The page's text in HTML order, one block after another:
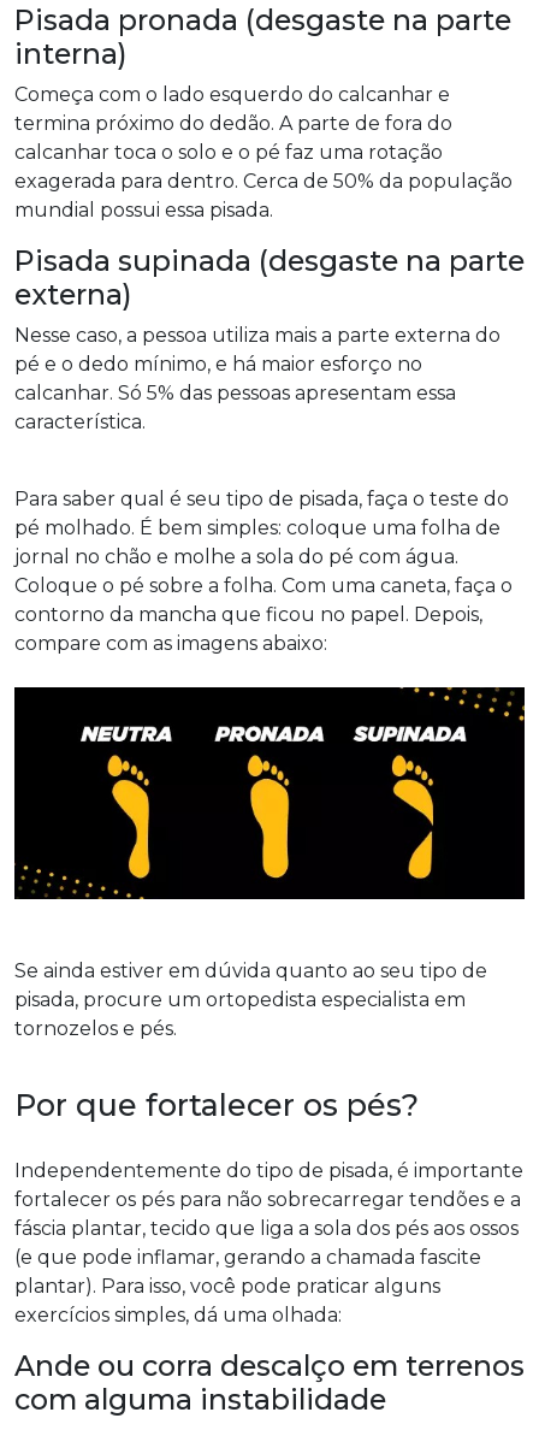
Pisada pronada (desgaste na parte
interna)
Começa com o lado esquerdo do calcanhar e
termina próximo do dedão. A parte de fora do
calcanhar toca o solo e o pé faz uma rotação
exagerada para dentro. Cerca de 50% da população
mundial possui essa pisada.
Pisada supinada (desgaste na parte
externa)
Nesse caso, a pessoa utiliza mais a parte externa do
pé e o dedo mínimo, e há maior esforço no
calcanhar. Só 5% das pessoas apresentam essa
característica.
Para saber qual é seu tipo de pisada, faça o teste do
pé molhado. É bem simples: coloque uma folha de
jornal no chão e molhe a sola do pé com água.
Coloque o pé sobre a folha. Com uma caneta, faça o
contorno da mancha que ficou no papel. Depois,
compare com as imagens abaixo:
Se ainda estiver em dúvida quanto ao seu tipo de
pisada, procure um ortopedista especialista em
tornozelos e pés.
Por que fortalecer os pés?
Independentemente do tipo de pisada, é importante
fortalecer os pés para não sobrecarregar tendões e a
fáscia plantar, tecido que liga a sola dos pés aos ossos
(e que pode inflamar, gerando a chamada fascite
plantar). Para isso, você pode praticar alguns
exercícios simples, dá uma olhada:
Ande ou corra descalço em terrenos
com alguma instabilidade